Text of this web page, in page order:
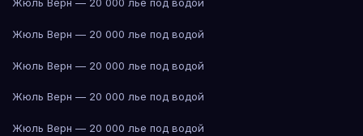
Жюль Верн — 20 000 лье под водой
Жюль Верн — 20 000 лье под водой
Жюль Верн — 20 000 лье под водой
Жюль Верн — 20 000 лье под водой